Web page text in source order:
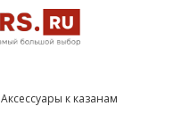
Аксессуары к казанам